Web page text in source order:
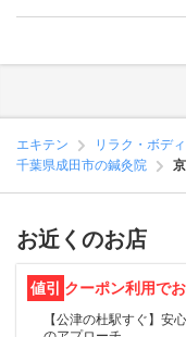
エキテン リラク・ボデ
千葉県成田市の鍼灸院
お近くのお店
値引 クーポン利用で
【公津の杜駅すぐ】安